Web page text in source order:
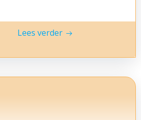
Lees verder